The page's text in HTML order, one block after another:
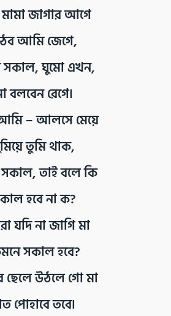
মামা জাগার আগে
আমি জেগে,
সকাল, ঘুমো এখন,
বলবেন রেগে৷
– আলসে মেয়ে
তুমি থাক,
তাই বলে কি
হবে না ক?
যদি না জাগি মা
সকাল হবে?
ছেলে উঠলে গো মা
পোহাবে তবে৷